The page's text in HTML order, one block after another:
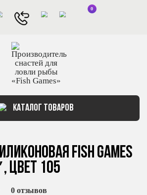
КАТАЛОГ ТОВАРОВ
FISH GAMES
цвет 105
0 отзывов